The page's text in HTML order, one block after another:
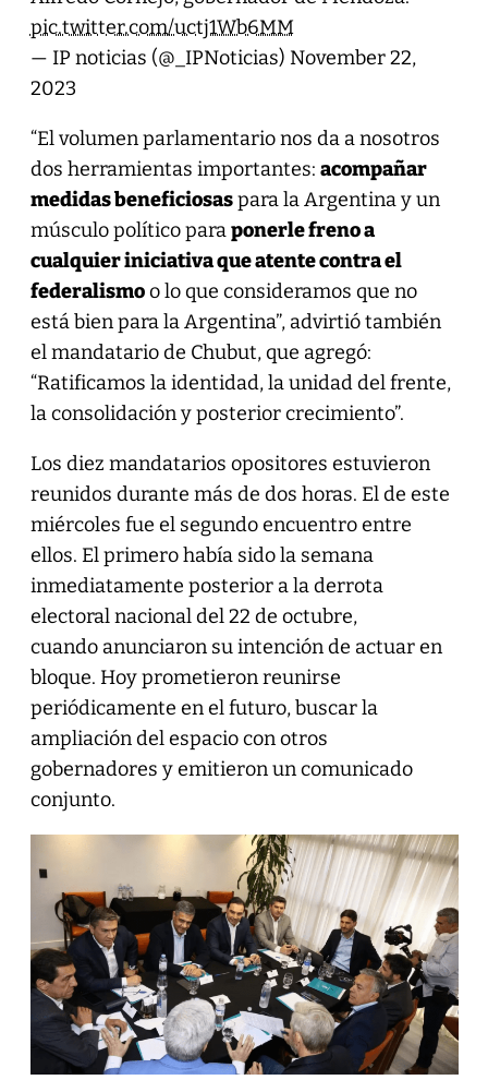
pic.twitter.com/uctj1Wb6MM
— IP noticias (@_IPNoticias) November 22,
2023
“El volumen parlamentario nos da a nosotros
dos herramientas importantes: acompañar
medidas beneficiosaspara la Argentina y un
músculo político paraponerle freno a
cualquier iniciativa que atente contra el
federalismoo lo que consideramos que no
está bien para la Argentina”, advirtió también
el mandatario de Chubut, que agregó:
“Ratificamos la identidad, la unidad del frente,
la consolidación y posterior crecimiento”.
Los diez mandatarios opositores estuvieron
reunidos durante más de dos horas. El de este
miércoles fue el segundo encuentro entre
ellos. El primero había sido la semana
inmediatamente posterior a la derrota
electoral nacional del 22 de octubre,
cuando anunciaron su intención de actuar en
bloque. Hoy prometieron reunirse
periódicamente en el futuro, buscar la
ampliación del espacio con otros
gobernadores y emitieron un comunicado
conjunto.